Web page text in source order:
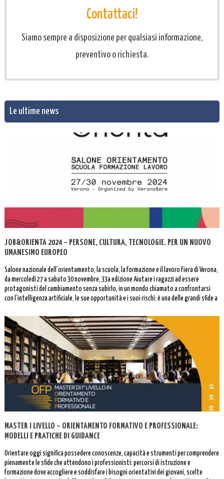
Le ultime news
JOB&ORIENTA 2024 – PERSONE, CULTURA, TECNOLOGIE. PER UN NUOVO
UMANESIMO EUROPEO
Salone nazionale dell’orientamento, la scuola, la formazione e il lavoro Fiera di Verona,
da mercoledì 27 a sabato 30 novembre, 33a edizione Aiutare i ragazzi ad essere
protagonisti del cambiamento senza subirlo, in un mondo chiamato a confrontarsi
con l’intelligenza artificiale, le sue opportunità e i suoi rischi: è una delle grandi sfide a
MASTER I LIVELLO – ORIENTAMENTO FORMATIVO E PROFESSIONALE:
MODELLI E PRATICHE DI GUIDANCE
Orientare oggi significa possedere conoscenze, capacità e strumenti per comprendere
pienamente le sfide che attendono i professionisti: percorsi di istruzione e
formazione dove accogliere e soddisfare i bisogni orientativi dei giovani, scelte
Contattaci!
Siamo sempre a disposizione per qualsiasi informazione,
preventivo o richiesta.